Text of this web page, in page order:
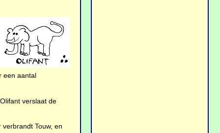
een aantal
. Olifant verslaat de
verbrandt Touw, en